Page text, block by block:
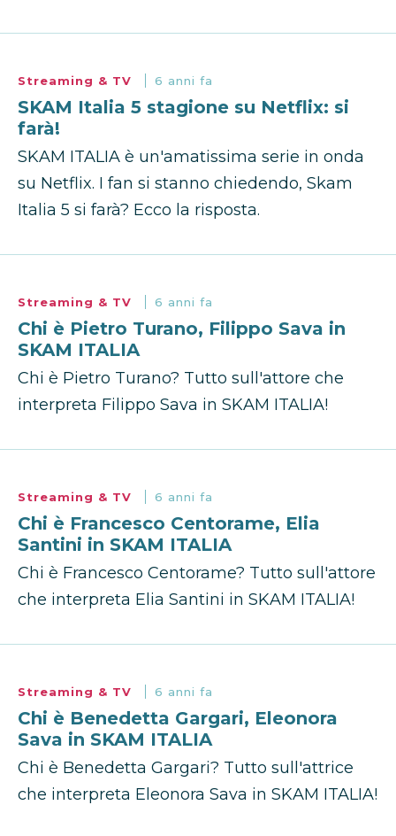
Streaming & TV 6 anni fa
SKAM Italia 5 stagione su Netflix: si
farà!
SKAM ITALIA è un'amatissima serie in onda
su Netflix. I fan si stanno chiedendo, Skam
Italia 5 si farà? Ecco la risposta.
Streaming & TV 6 anni fa
Chi è Pietro Turano, Filippo Sava in
SKAM ITALIA
Chi è Pietro Turano? Tutto sull'attore che
interpreta Filippo Sava in SKAM ITALIA!
Streaming & TV 6 anni fa
Chi è Francesco Centorame, Elia
Santini in SKAM ITALIA
Chi è Francesco Centorame? Tutto sull'attore
che interpreta Elia Santini in SKAM ITALIA!
Streaming & TV 6 anni fa
Chi è Benedetta Gargari, Eleonora
Sava in SKAM ITALIA
Chi è Benedetta Gargari? Tutto sull'attrice
che interpreta Eleonora Sava in SKAM ITALIA!